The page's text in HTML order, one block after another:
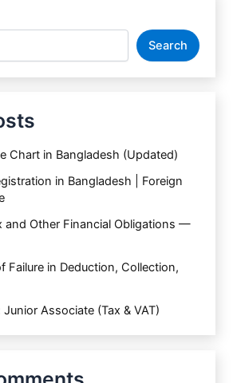
Search
Chart in Bangladesh (Updated)
in Bangladesh | Foreign
and Other Financial Obligations —
Failure in Deduction, Collection,
Associate (Tax & VAT)